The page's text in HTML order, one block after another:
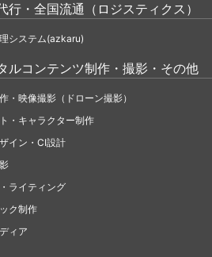
行・全国流通（ロジスティクス）
システム(azkaru)
ルコンテンツ制作・撮影・その他
・映像撮影（ドローン撮影）
・キャラクター制作
イン・CI設計
ライティング
ク制作
ィア